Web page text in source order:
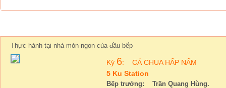
Thực hành tại nhà món ngon của đầu bếp
Kỳ 6: CÁ CHUA HẤP NẤM
5 Ku Station
Bếp trưởng: Trần Quang Hùng.